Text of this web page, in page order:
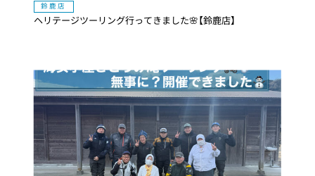
ヘリテージツーリング行ってきました🌸【鈴鹿店】
鈴鹿店